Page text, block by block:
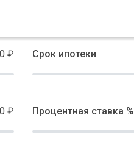
₽ Срок ипотеки
₽ Процентная ставка %